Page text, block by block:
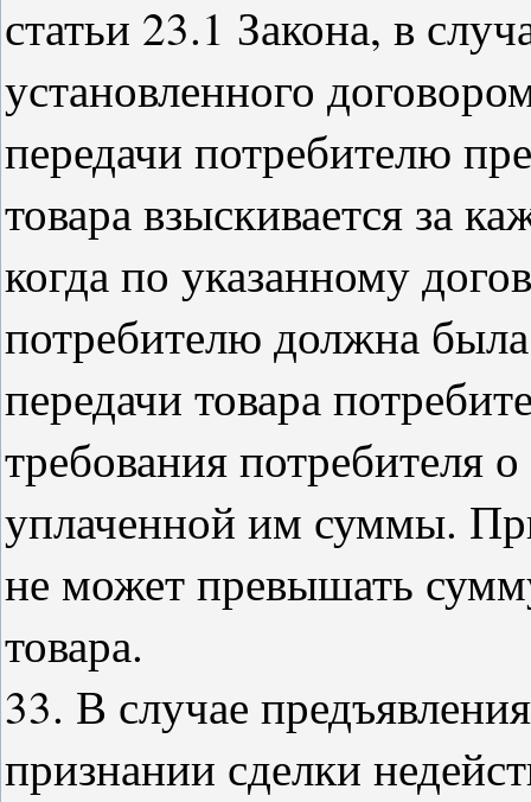
статьи 23.1 Закона, в
установленного
передачи потребителю
товара взыскивается за
когда по указанному
потребителю должна
передачи товара
требования потребителя
уплаченной им суммы.
не может превышать
товара.
33. В случае
признании сделки